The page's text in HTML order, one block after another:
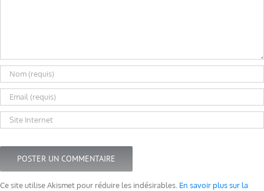
Ce site utilise Akismet pour réduire les indésirables. En savoir plus sur la